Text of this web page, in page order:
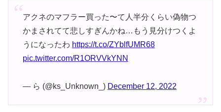
アクネのマフラー買った〜て人半分くらい偽物つ
かまされてて悲しすぎんかね…もう見分けつくよ
うになったわ https://t.co/ZYblfUMR68
pic.twitter.com/R1ORVVkYNN
— ら (@ks_Unknown_) December 12, 2022